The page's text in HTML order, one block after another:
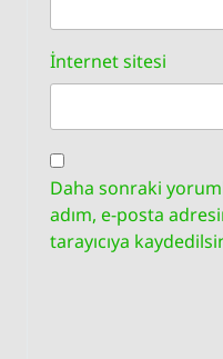
İnternet sitesi
Daha sonraki
adım, e-posta
tarayıcıya